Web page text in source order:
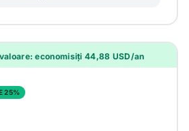
economisiți 44,88 USD/an
25%